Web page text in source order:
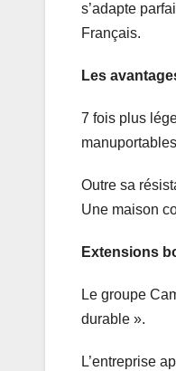
s’adapte
Français.
Les
7 fois plus
Outre sa
Une maison
Extensions
Le groupe
durable ».
L’entreprise